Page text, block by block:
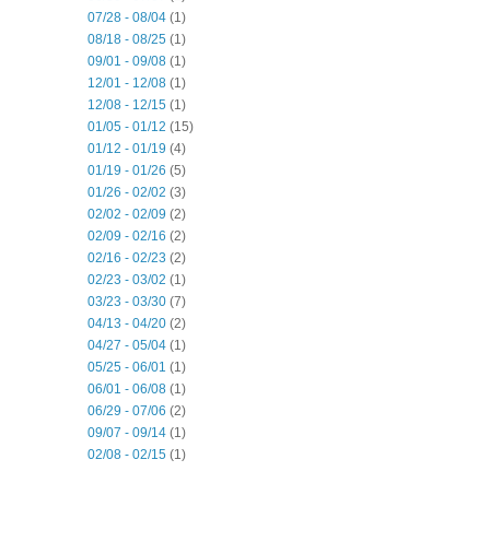
07/28 - 08/04 (1)
08/18 - 08/25 (1)
09/01 - 09/08 (1)
12/01 - 12/08 (1)
12/08 - 12/15 (1)
01/05 - 01/12 (15)
01/12 - 01/19 (4)
01/19 - 01/26 (5)
01/26 - 02/02 (3)
02/02 - 02/09 (2)
02/09 - 02/16 (2)
02/16 - 02/23 (2)
02/23 - 03/02 (1)
03/23 - 03/30 (7)
04/13 - 04/20 (2)
04/27 - 05/04 (1)
05/25 - 06/01 (1)
06/01 - 06/08 (1)
06/29 - 07/06 (2)
09/07 - 09/14 (1)
02/08 - 02/15 (1)